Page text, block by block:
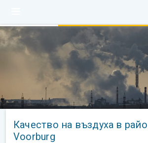
Качество на въздуха в
Voorburg